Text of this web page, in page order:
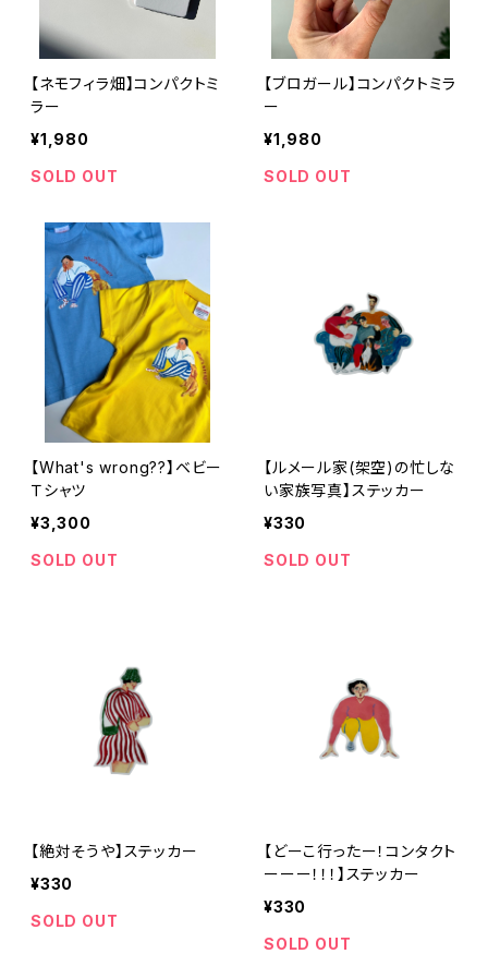
【ネモフィラ畑】コンパクトミ
ラー
¥1,980
SOLD OUT
【ブロガール】コンパクトミラ
ー
¥1,980
SOLD OUT
【What's wrong??】ベビー
Ｔシャツ
¥3,300
SOLD OUT
【ルメール家(架空)の忙しな
い家族写真】ステッカー
¥330
SOLD OUT
【絶対そうや】ステッカー
¥330
SOLD OUT
【どーこ行ったー！コンタクト
ーーー！！！】ステッカー
¥330
SOLD OUT